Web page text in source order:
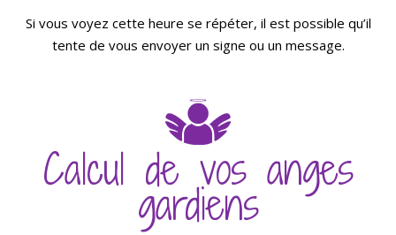
Si vous voyez cette heure se répéter, il est possible qu’il
tente de vous envoyer un signe ou un message.
Calcul de vos anges
gardiens